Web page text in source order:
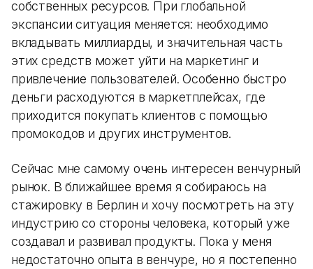
собственных ресурсов. При глобальной
экспансии ситуация меняется: необходимо
вкладывать миллиарды, и значительная часть
этих средств может уйти на маркетинг и
привлечение пользователей. Особенно быстро
деньги расходуются в маркетплейсах, где
приходится покупать клиентов с помощью
промокодов и других инструментов.
Сейчас мне самому очень интересен венчурный
рынок. В ближайшее время я собираюсь на
стажировку в Берлин и хочу посмотреть на эту
индустрию со стороны человека, который уже
создавал и развивал продукты. Пока у меня
недостаточно опыта в венчуре, но я постепенно